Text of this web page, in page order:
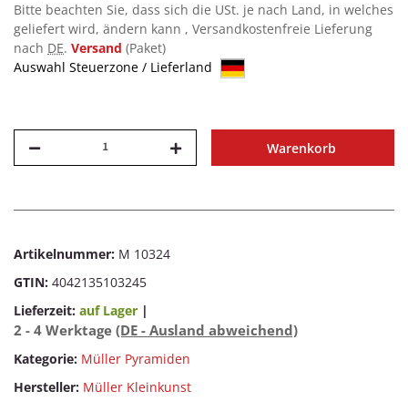
Bitte beachten Sie, dass sich die USt. je nach Land, in welches
geliefert wird, ändern kann , Versandkostenfreie Lieferung
nach DE. Versand (Paket)
Auswahl Steuerzone / Lieferland
Warenkorb
Artikelnummer: M 10324
GTIN: 4042135103245
Lieferzeit: auf Lager |
2 - 4 Werktage (DE - Ausland abweichend)
Kategorie: Müller Pyramiden
Hersteller: Müller Kleinkunst